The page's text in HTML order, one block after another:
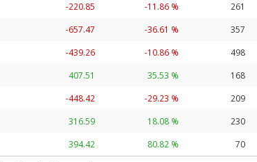
-220.85 -11.86 % 261
-657.47 -36.61 % 357
-439.26 -10.86 % 498
407.51 35.53 % 168
-448.42 -29.23 % 209
316.59 18.08 % 230
394.42 80.82 % 70